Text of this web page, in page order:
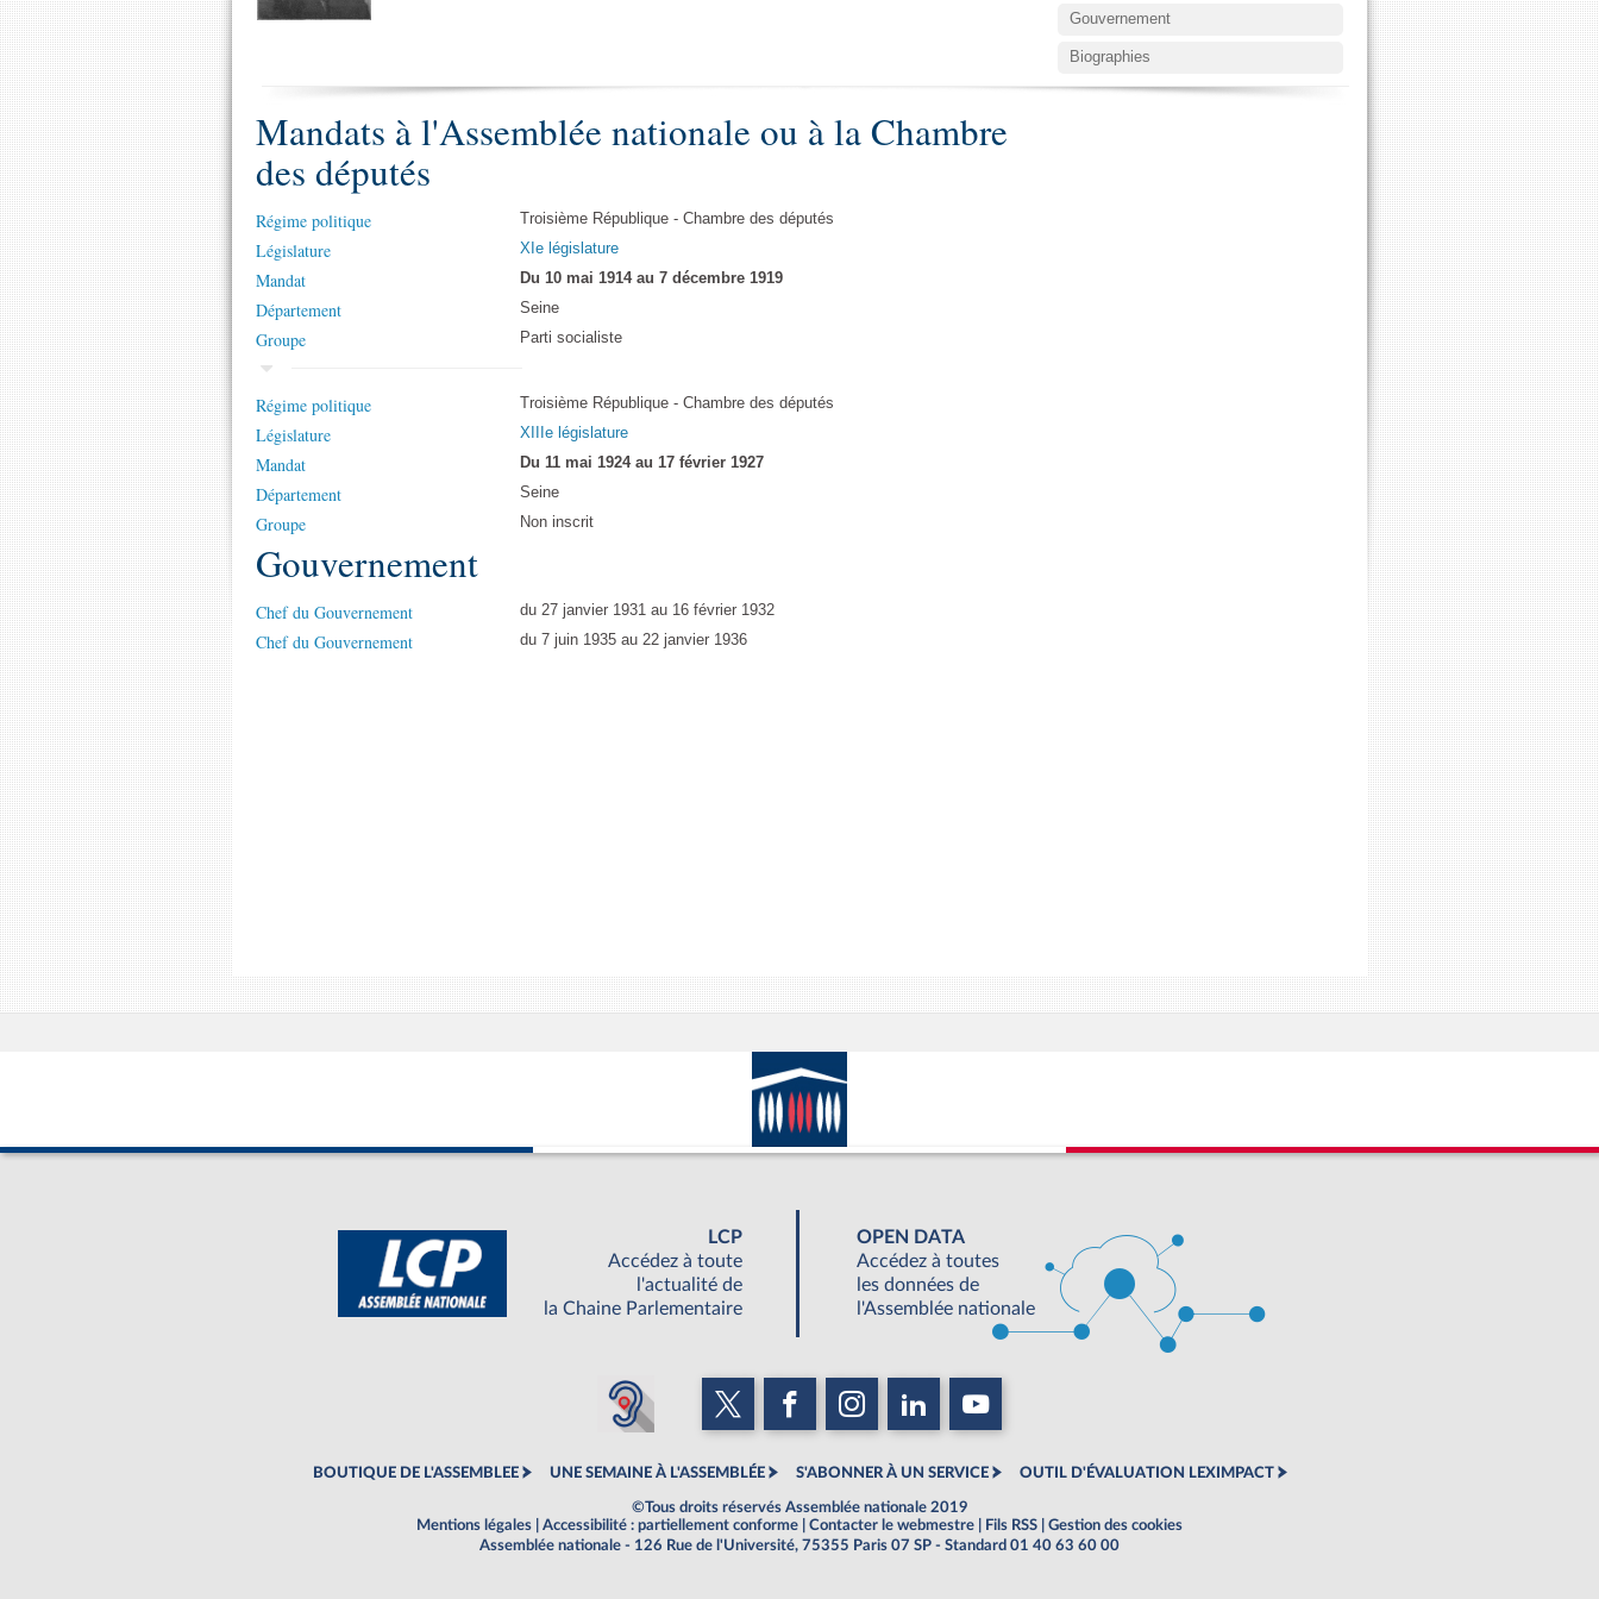
Gouvernement
Biographies
Mandats à l'Assemblée nationale ou à la Chambre
des députés
Régime politique Troisième République - Chambre des députés
Législature XIe législature
Mandat Du 10 mai 1914 au 7 décembre 1919
Département Seine
Groupe Parti socialiste
Régime politique Troisième République - Chambre des députés
Législature XIIIe législature
Mandat Du 11 mai 1924 au 17 février 1927
Département Seine
Groupe Non inscrit
Gouvernement
Chef du Gouvernement du 27 janvier 1931 au 16 février 1932
Chef du Gouvernement du 7 juin 1935 au 22 janvier 1936
LCP
Accédez à toute
l'actualité de
la Chaine Parlementaire
OPEN DATA
Accédez à toutes
les données de
l'Assemblée nationale
BOUTIQUE DE L'ASSEMBLEE UNE SEMAINE À L'ASSEMBLÉE S'ABONNER À UN SERVICE OUTIL D'ÉVALUATION LEXIMPACT
©Tous droits réservés Assemblée nationale 2019
Mentions légales
Accessibilité : partiellement conforme Contacter le webmestre Fils RSS
Gestion des cookies
Assemblée nationale - 126 Rue de l'Université, 75355 Paris 07 SP - Standard 01 40 63 60 00